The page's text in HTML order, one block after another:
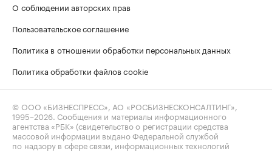
О соблюдении авторских прав
Пользовательское соглашение
Политика в отношении обработки персональных данных
Политика обработки файлов cookie
© ООО «БИЗНЕСПРЕСС», АО «РОСБИЗНЕСКОНСАЛТИНГ»,
1995–2026. Сообщения и материалы информационного
агентства «РБК» (свидетельство о регистрации средства
массовой информации выдано Федеральной службой
по надзору в сфере связи, информационных технологий